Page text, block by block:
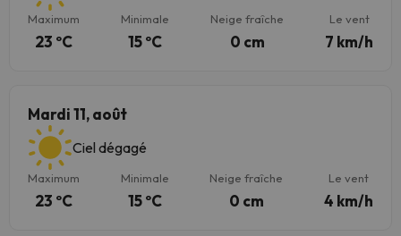
Maximum
23 ºC
Minimale
15 ºC
Neige fraîche
0 cm
Le vent
7 km/h
Mardi 11, août
Ciel dégagé
Maximum
23 ºC
Minimale
15 ºC
Neige fraîche
0 cm
Le vent
4 km/h